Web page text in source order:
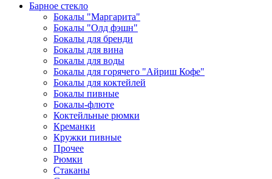
Барное стекло
Бокалы "Маргарита"
Бокалы "Олд фэшн"
Бокалы для бренди
Бокалы для вина
Бокалы для воды
Бокалы для горячего "Айриш Кофе"
Бокалы для коктейлей
Бокалы пивные
Бокалы-флюте
Коктейльные рюмки
Креманки
Кружки пивные
Прочее
Рюмки
Стаканы